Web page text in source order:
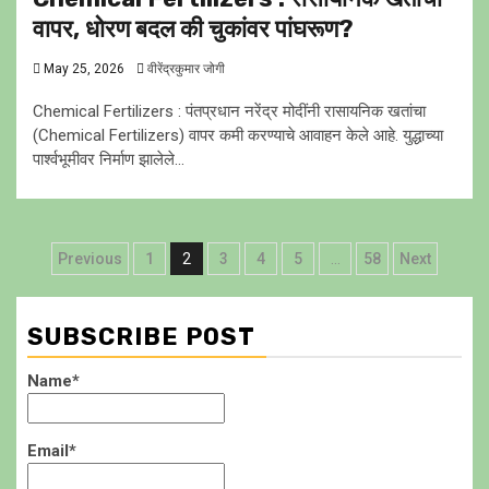
वापर, धोरण बदल की चुकांवर पांघरूण?
May 25, 2026 वीरेंद्रकुमार जोगी
Chemical Fertilizers : पंतप्रधान नरेंद्र मोदींनी रासायनिक खतांचा
(Chemical Fertilizers) वापर कमी करण्याचे आवाहन केले आहे. युद्धाच्या
पार्श्वभूमीवर निर्माण झालेले...
Posts
pagination
Previous 1 2 3 4 5 58 Next
SUBSCRIBE POST
Name*
Email*